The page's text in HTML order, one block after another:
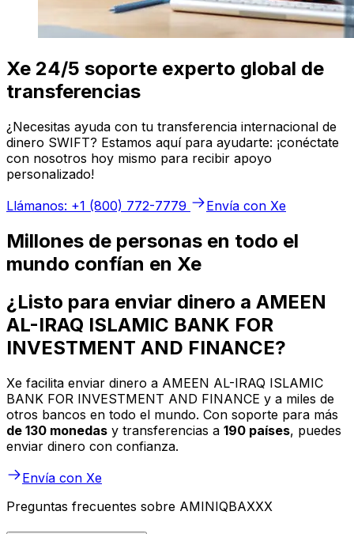
Xe 24/5 soporte experto global de
transferencias
¿Necesitas ayuda con tu transferencia internacional de
dinero SWIFT? Estamos aquí para ayudarte: ¡conéctate
con nosotros hoy mismo para recibir apoyo
personalizado!
Llámanos: +1 (800) 772-7779
Envía con Xe
Millones de personas en todo el
mundo confían en Xe
¿Listo para enviar dinero a AMEEN
AL-IRAQ ISLAMIC BANK FOR
INVESTMENT AND FINANCE?
Xe facilita enviar dinero a AMEEN AL-IRAQ ISLAMIC
BANK FOR INVESTMENT AND FINANCE y a miles de
otros bancos en todo el mundo. Con soporte para más
de 130 monedas y transferencias a 190 países, puedes
enviar dinero con confianza.
Envía con Xe
Preguntas frecuentes sobre AMINIQBAXXX